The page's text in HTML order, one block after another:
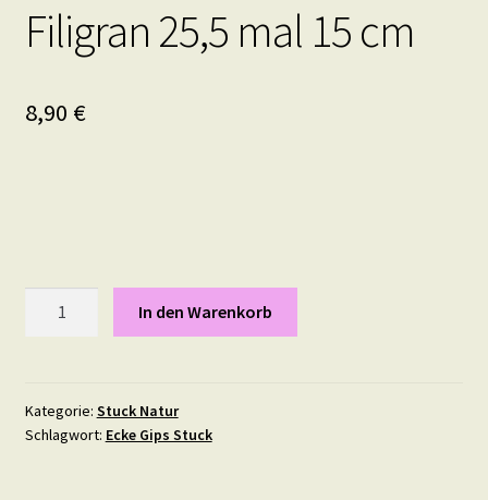
Filigran 25,5 mal 15 cm
8,90 €
cm
Menge
In den Warenkorb
Kategorie: Stuck Natur
Schlagwort: Ecke Gips Stuck